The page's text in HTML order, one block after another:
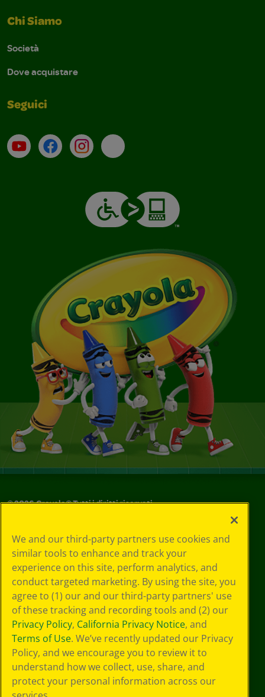
Chi Siamo
Società
Dove acquistare
Seguici
Su YouTube
ContattiProfilo Instagram
Email
©2026Crayola® Tutti i diritti riservati.
in materia di
privacy
Informativa sulla
privacy
Termini SMS
GDPR
Informativa sulla
privacy di CA
Technologies
Preferenze cookie
Condizioni d'uso
Accessibilità web
Mappa del sito
We and our third-party partners use cookies and
similar tools to enhance and track your
experience on this site, perform analytics, and
conduct targeted marketing. By using the site, you
agree to (1) our and our third-party partners' use
of these tracking and recording tools and (2) our
Privacy Policy, California Privacy Notice, and
Terms of Use. We’ve recently updated our Privacy
Policy, and we encourage you to review it to
understand how we collect, use, share, and
protect your personal information across our